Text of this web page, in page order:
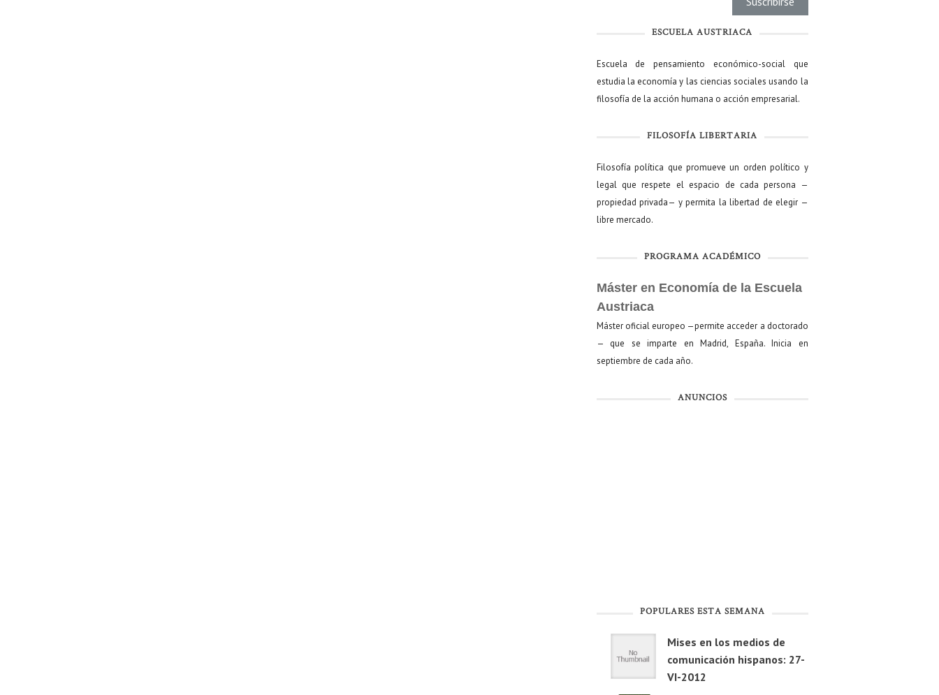
ESCUELA AUSTRIACA
Escuela de pensamiento económico-social que
estudia la economía y las ciencias sociales usando la
filosofía de la acción humana o acción empresarial.
FILOSOFÍA LIBERTARIA
Filosofía política que promueve un orden político y
legal que respete el espacio de cada persona —
propiedad privada— y permita la libertad de elegir —
libre mercado.
PROGRAMA ACADÉMICO
Máster en Economía de la Escuela
Austriaca
Máster oficial europeo —permite acceder a doctorado
— que se imparte en Madrid, España. Inicia en
septiembre de cada año.
ANUNCIOS
POPULARES ESTA SEMANA
Mises en los medios de
comunicación hispanos: 27-
VI-2012